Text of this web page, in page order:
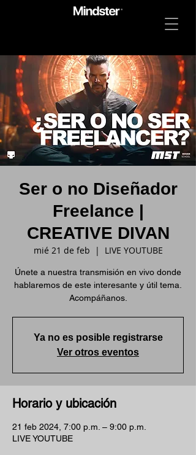
Ser o no Diseñador
Freelance |
CREATIVE DIVAN
mié 21 de feb
  |
LIVE YOUTUBE
Únete a nuestra transmisión en vivo donde
hablaremos de este interesante y útil tema.
Acompáñanos.
Ya no es posible registrarse
Ver otros eventos
Horario y ubicación
21 feb 2024, 7:00 p.m. – 9:00 p.m.
LIVE YOUTUBE